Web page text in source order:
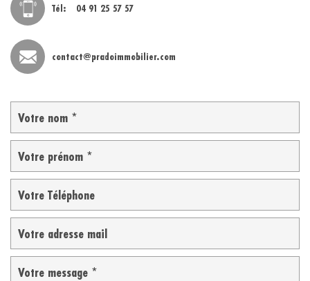
Tél: 04 91 25 57 57
contact@pradoimmobilier.com